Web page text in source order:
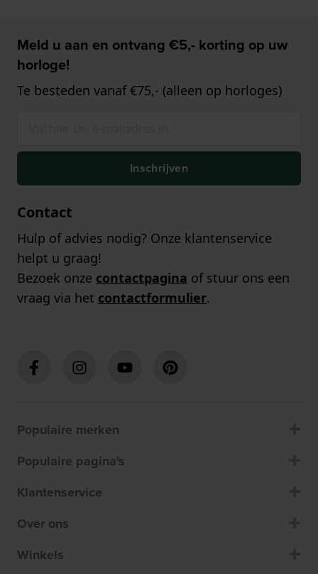
Meld u aan en ontvang €5,- korting op uw
horloge!
Te besteden vanaf €75,- (alleen op horloges)
Inschrijven
Contact
Hulp of advies nodig? Onze klantenservice
helpt u graag!
Bezoek onze contactpagina of stuur ons een
vraag via het contactformulier.
Populaire merken
Populaire pagina's
Klantenservice
Over ons
Winkels